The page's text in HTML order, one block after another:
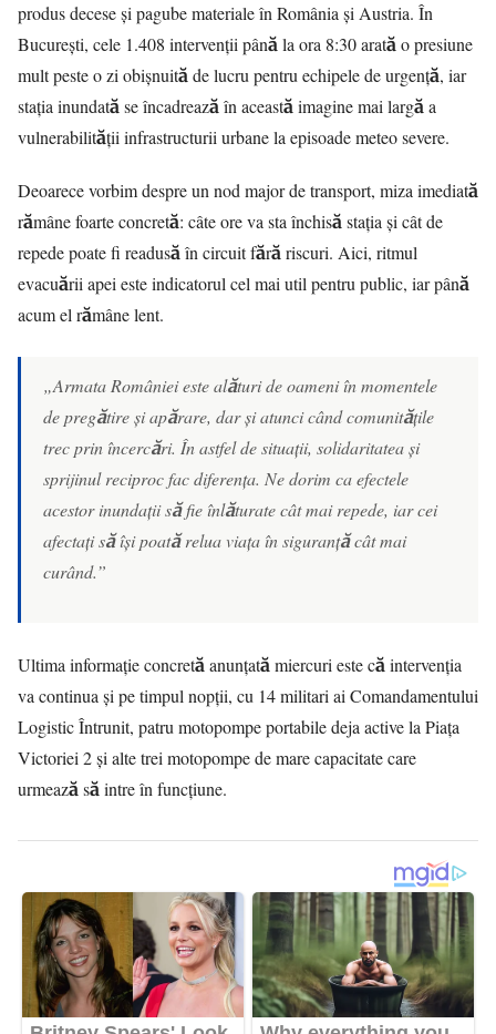
produs decese și pagube materiale în România și Austria. În
București, cele 1.408 intervenții până la ora 8:30 arată o presiune
mult peste o zi obișnuită de lucru pentru echipele de urgență, iar
stația inundată se încadrează în această imagine mai largă a
vulnerabilității infrastructurii urbane la episoade meteo severe.
Deoarece vorbim despre un nod major de transport, miza imediată
rămâne foarte concretă: câte ore va sta închisă stația și cât de
repede poate fi readusă în circuit fără riscuri. Aici, ritmul
evacuării apei este indicatorul cel mai util pentru public, iar până
acum el rămâne lent.
„Armata României este alături de oameni în momentele
de pregătire și apărare, dar și atunci când comunitățile
trec prin încercări. În astfel de situații, solidaritatea și
sprijinul reciproc fac diferența. Ne dorim ca efectele
acestor inundații să fie înlăturate cât mai repede, iar cei
afectați să își poată relua viața în siguranță cât mai
curând.”
Ultima informație concretă anunțată miercuri este că intervenția
va continua și pe timpul nopții, cu 14 militari ai Comandamentului
Logistic Întrunit, patru motopompe portabile deja active la Piața
Victoriei 2 și alte trei motopompe de mare capacitate care
urmează să intre în funcțiune.